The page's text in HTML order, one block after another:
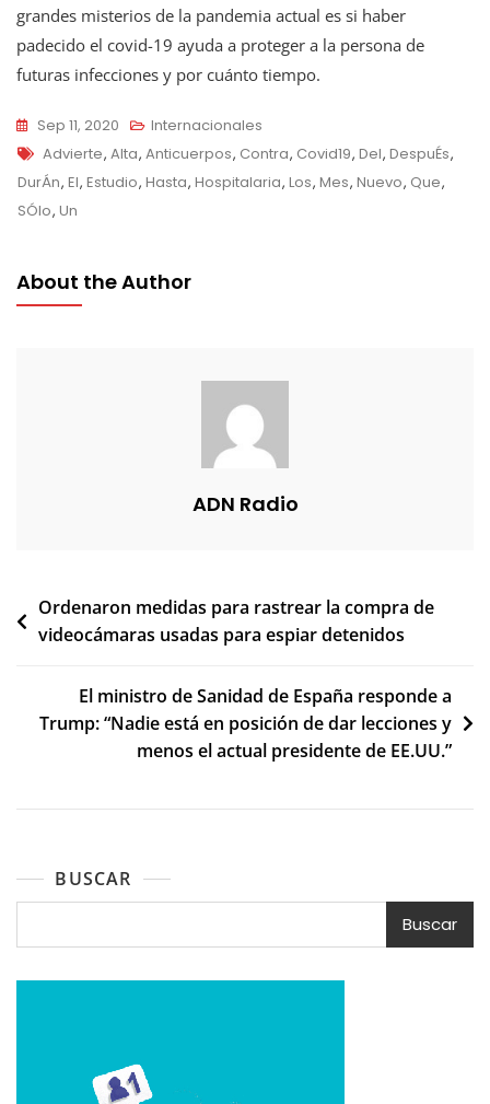
grandes misterios de la pandemia actual es si haber
padecido el covid-19 ayuda a proteger a la persona de
futuras infecciones y por cuánto tiempo.
Sep 11, 2020
Internacionales
Tags
Advierte, Alta, Anticuerpos, Contra, Covid19, Del, DespuÉs,
DurÁn, El, Estudio, Hasta, Hospitalaria, Los, Mes, Nuevo, Que,
SÓlo, Un
About the Author
ADN Radio
Navegación
de
Ordenaron medidas para rastrear la compra de
videocámaras usadas para espiar detenidos
El ministro de Sanidad de España responde a
Trump: “Nadie está en posición de dar lecciones y
menos el actual presidente de EE.UU.”
BUSCAR
Buscar